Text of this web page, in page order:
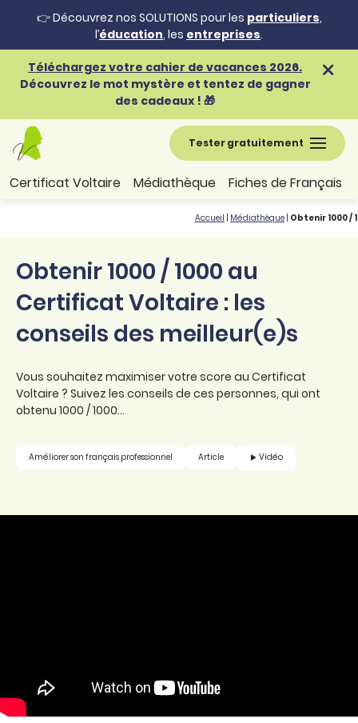
👉 Découvrez nos SOLUTIONS pour les particuliers,
l’éducation, les entreprises.
Téléchargez votre cahier de vacances 2026.
Découvrez le mot mystère et tentez de gagner
des cadeaux ! 🎁
Tester gratuitement
Certificat Voltaire Médiathèque Fiches de Français
Accueil Médiathèque Obtenir 1000
Obtenir 1000 / 1000 au
Certificat Voltaire : les
conseils des meilleur(e)s
Vous souhaitez maximiser votre score au Certificat
Voltaire ? Suivez les conseils de ces personnes, qui ont
obtenu 1000 / 1000…
Améliorer son français professionnel Article Vidéo